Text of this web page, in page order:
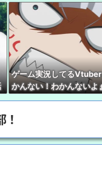
ゲーム実況してる
かんない！わかんないよ